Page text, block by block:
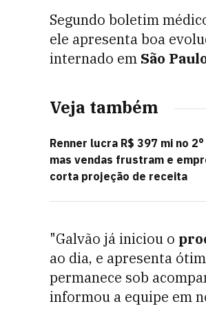
Segundo boletim
ele apresenta boa
internado em São
Veja também
Renner lucra R$ 397 mi no
mas vendas frustram e
corta projeção de receita
"Galvão já iniciou o
ao dia, e apresenta
permanece sob
informou a equipe em